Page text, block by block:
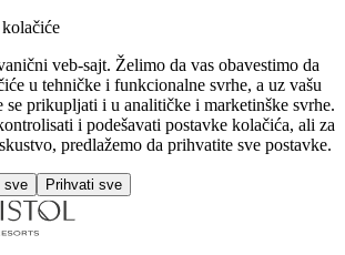
veb-sajt. Želimo da vas obavestimo da
u tehničke i funkcionalne svrhe, a uz vašu
se prikupljati i u analitičke i marketinške svrhe.
i podešavati postavke kolačića, ali za
predlažemo da prihvatite sve postavke.
sve Prihvati sve